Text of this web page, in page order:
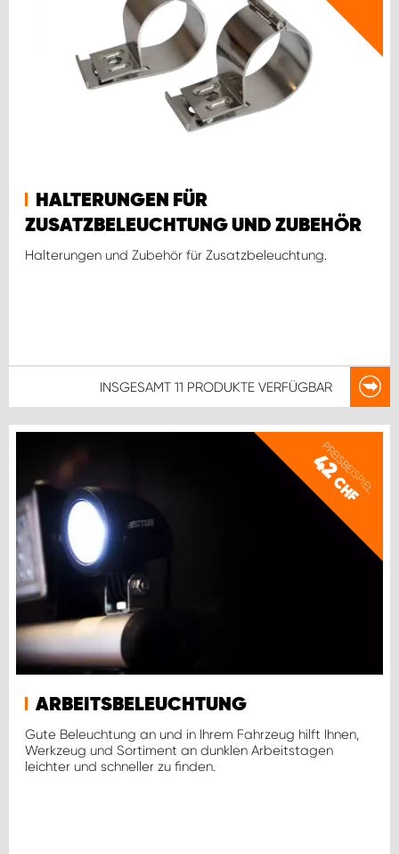
HALTERUNGEN FÜR
ZUSATZBELEUCHTUNG UND ZUBEHÖR
Halterungen und Zubehör für Zusatzbeleuchtung.
INSGESAMT 11 PRODUKTE VERFÜGBAR
PREISBEISPIEL
42
CHF
ARBEITSBELEUCHTUNG
Gute Beleuchtung an und in Ihrem Fahrzeug hilft Ihnen,
Werkzeug und Sortiment an dunklen Arbeitstagen
leichter und schneller zu finden.